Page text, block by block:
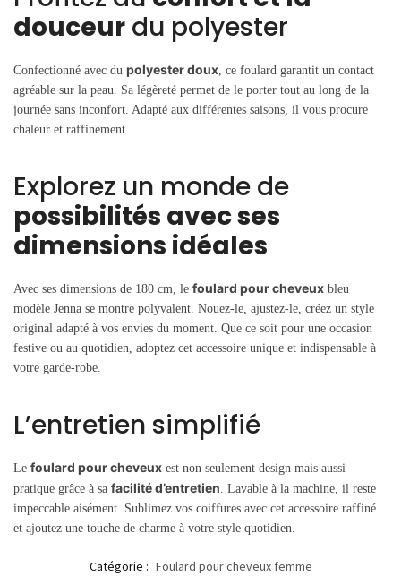
douceur du polyester
Confectionné avec du polyester doux , ce foulard garantit un contact
agréable sur la peau. Sa légèreté permet de le porter tout au long de la
journée sans inconfort. Adapté aux différentes saisons, il vous procure
chaleur et raffinement.
Explorez un monde de
possibilités avec ses
dimensions idéales
Avec ses dimensions de 180 cm, le foulard pour cheveux bleu
modèle Jenna se montre polyvalent. Nouez-le, ajustez-le, créez un style
original adapté à vos envies du moment. Que ce soit pour une occasion
festive ou au quotidien, adoptez cet accessoire unique et indispensable à
votre garde-robe.
L’entretien simplifié
Le foulard pour cheveux est non seulement design mais aussi
pratique grâce à sa facilité d’entretien. Lavable à la machine, il reste
impeccable aisément. Sublimez vos coiffures avec cet accessoire raffiné
et ajoutez une touche de charme à votre style quotidien.
Catégorie : Foulard pour cheveux femme